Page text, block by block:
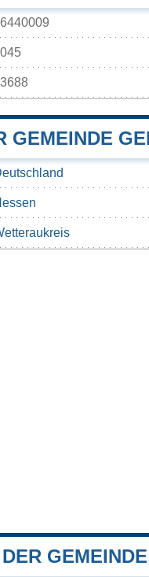
GEMEINDE